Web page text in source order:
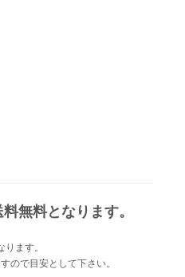
料無料となります。
ます。
ので目安として下さい。